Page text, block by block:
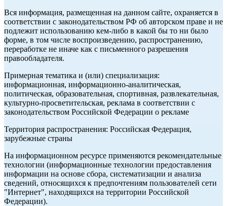
Вся информация, размещенная на данном сайте, охраняется в
соответствии с законодательством РФ об авторском праве и не
подлежит использованию кем-либо в какой бы то ни было
форме, в том числе воспроизведению, распространению,
переработке не иначе как с письменного разрешения
правообладателя.
Примерная тематика и (или) специализация:
информационная, информационно-аналитическая,
политическая, образовательная, спортивная, развлекательная,
культурно-просветительская, реклама в соответствии с
законодательством Российской Федерации о рекламе
Территория распространения: Российская Федерация,
зарубежные страны
На информационном ресурсе применяются рекомендательные
технологии (информационные технологии предоставления
информации на основе сбора, систематизации и анализа
сведений, относящихся к предпочтениям пользователей сети
"Интернет", находящихся на территории Российской
Федерации).